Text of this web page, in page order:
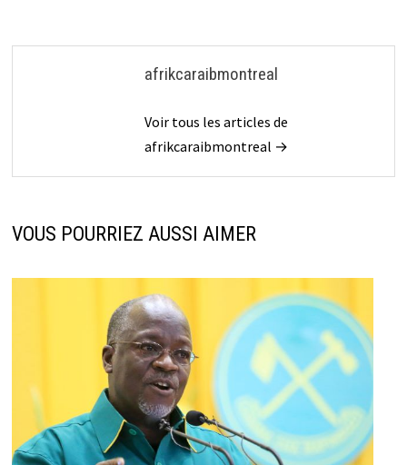
afrikcaraibmontreal
Voir tous les articles de
afrikcaraibmontreal →
VOUS POURRIEZ AUSSI AIMER